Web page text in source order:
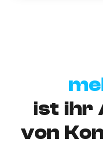
ist ihr
von